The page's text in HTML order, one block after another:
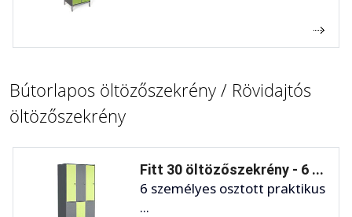
Bútorlapos öltözőszekrény / Rövidajtós
öltözőszekrény
Fitt 30 öltözőszekrény - 6 ...
6 személyes osztott praktikus
...